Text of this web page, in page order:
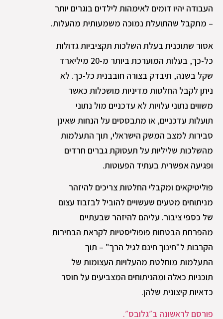
העבודה יהיו דומים לאימהות לילדים בוגרים יותר
– מתקבל שהתועלת נמוכה משמעותית מהעלות.
אסור שתוכנית בעלת השלכות תקציביות גדולות
כל-כך, בעלות המוערכת ביותר מ-20 מיליארד
שקל בשנה, תיבדק בצורה חובבנית כל-כך. לא
ניתן לקבל החלטות מדיניות מושכלות כאשר
משווים נתוני עלויות לא עדכניים מול נתוני
תועלות עדכניים, או מתבססים על הנחות שאינן
סבירות למצב המשק הישראלי, תוך התעלמות
מהשלכות שליליות על תעסוקת גברים חרדים
ופגיעה אפשרית בעתיד הפעוטות.
פוליטיקאים ומקבלי החלטות צריכים להיזהר
מניתוחים מטעים שעשויים להוביל לבזבוז עצום
של כספי ציבור. עליהם להיזהר שבעתיים
מהפרחת הבטחות פופוליסטיות לקראת הבחירות
הקרבות ל"חינוך חינם לגיל הרך" – תוך
התעלמות מוחלטת מהעלויות העצומות של
תוכניות כאלה ומהניתוחים המצביעים על חוסר
כדאיות קיצונית שלהן.
פורסם לראשונה ב״גלובס״.